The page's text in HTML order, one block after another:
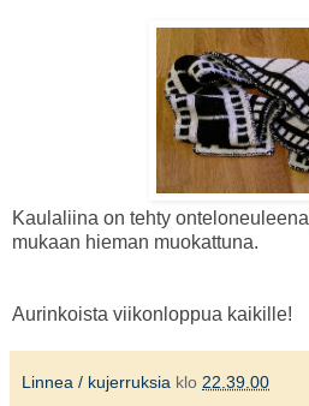
Kaulaliina on tehty onteloneuleena
mukaan hieman muokattuna.
Aurinkoista viikonloppua kaikille!
Linnea / kujerruksia klo 22.39.00